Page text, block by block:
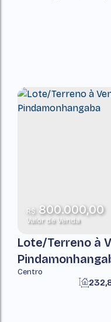
R$800.000,00
Valor de Venda
Lote/Terreno à
Centro